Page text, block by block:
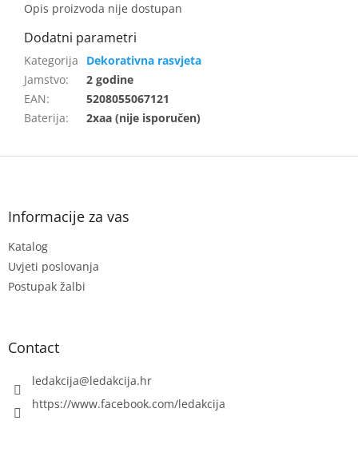
Opis proizvoda nije dostupan
Dekorativna rasvjeta
Jamstvo:
2 godine
EAN:
5208055067121
Baterija: 2xaa (nije isporučen)
F
Informacije za vas
Katalog
Uvjeti poslovanja
Postupak žalbi
Contact
ledakcija@ledakcija.hr
https://www.facebook.com/ledakcija